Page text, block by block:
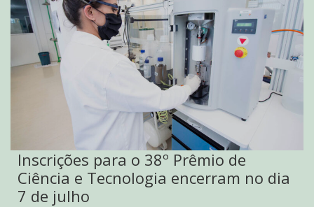
Inscrições para o 38º Prêmio de
Ciência e Tecnologia encerram no dia
7 de julho